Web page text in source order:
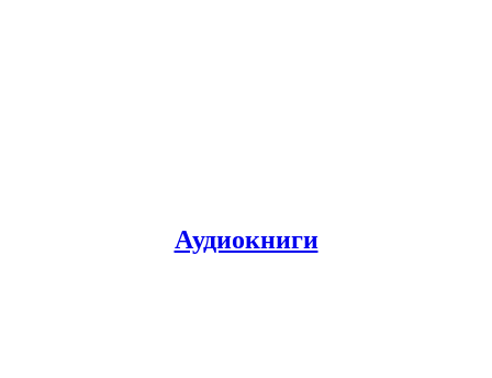
Аудиокниги